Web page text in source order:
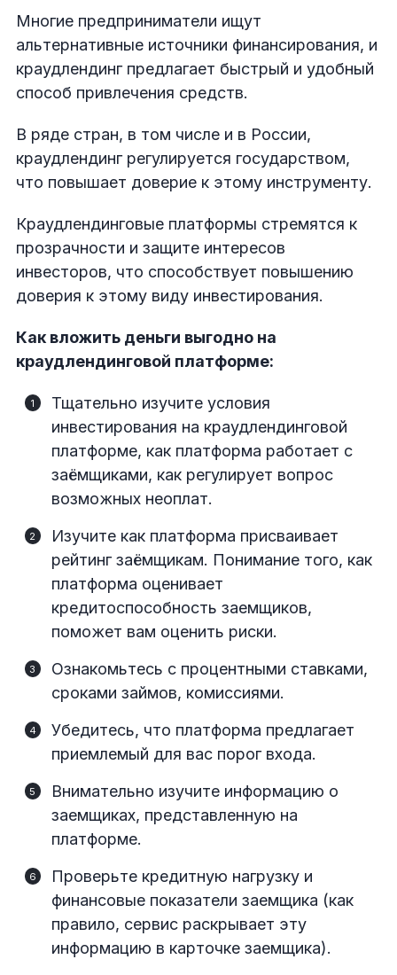
Многие предприниматели ищут
альтернативные источники финансирования, и
краудлендинг предлагает быстрый и удобный
способ привлечения средств.
В ряде стран, в том числе и в России,
краудлендинг регулируется государством,
что повышает доверие к этому инструменту.
Краудлендинговые платформы стремятся к
прозрачности и защите интересов
инвесторов, что способствует повышению
доверия к этому виду инвестирования.
Как вложить деньги выгодно на
краудлендинговой платформе:
Тщательно изучите условия
инвестирования на краудлендинговой
платформе, как платформа работает с
заёмщиками, как регулирует вопрос
возможных неоплат.
Изучите как платформа присваивает
рейтинг заёмщикам. Понимание того, как
платформа оценивает
кредитоспособность заемщиков,
поможет вам оценить риски.
Ознакомьтесь с процентными ставками,
сроками займов, комиссиями.
Убедитесь, что платформа предлагает
приемлемый для вас порог входа.
Внимательно изучите информацию о
заемщиках, представленную на
платформе.
Проверьте кредитную нагрузку и
финансовые показатели заемщика (как
правило, сервис раскрывает эту
информацию в карточке заемщика).